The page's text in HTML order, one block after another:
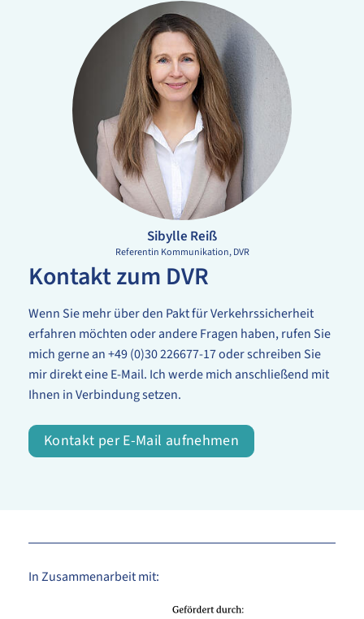
Sibylle Reiß
Referentin Kommunikation DVR
Kontakt zum DVR
Wenn Sie mehr über den Pakt für Verkehrssicherheit
erfahren möchten oder andere Fragen haben, rufen Sie
mich gerne an +49 (0)30 226677-17 oder schreiben Sie
mir direkt eine E-Mail. Ich werde mich anschließend mit
Ihnen in Verbindung setzen.
Kontakt per E-Mail aufnehmen
In Zusammenarbeit mit: